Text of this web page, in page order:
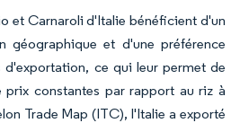
et Carnaroli d'Italie bénéficient d'un
géographique et d'une préférence
d'exportation, ce qui leur permet de
prix constantes par rapport au riz à
Trade Map (ITC), l'Italie a exporté